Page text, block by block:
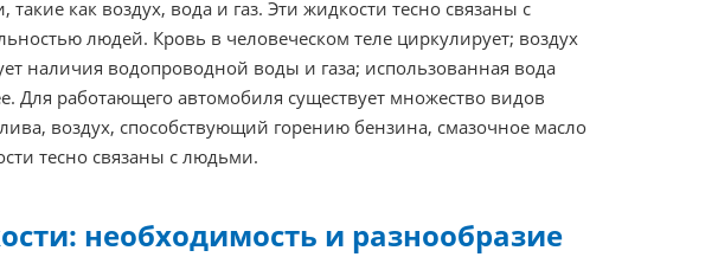
как воздух, вода и газ. Эти жидкости тесно связаны с
людей. Кровь в человеческом теле циркулирует; воздух
наличия водопроводной воды и газа; использованная вода
Для работающего автомобиля существует множество видов
воздух, способствующий горению бензина, смазочное масло
тесно связаны с людьми.
необходимость и разнообразие